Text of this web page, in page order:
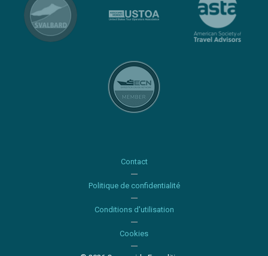
Contact
Politique de confidentialité
Conditions d'utilisation
Cookies